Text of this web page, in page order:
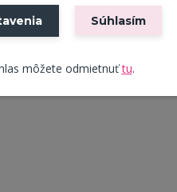
do každého interiéru.
ramenom na nohavice
Súhlasím
môžete odmietnuťtu.